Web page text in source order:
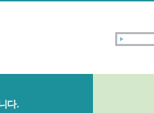
다.